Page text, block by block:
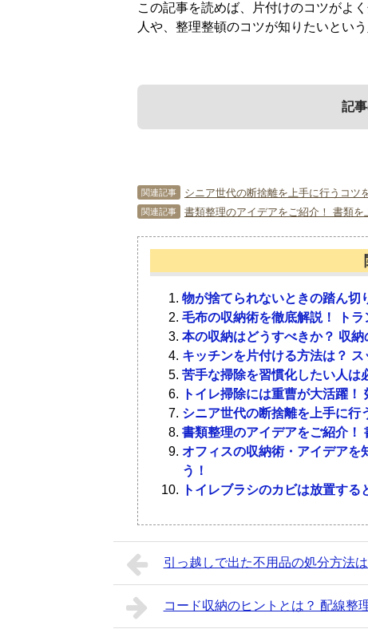
この記事を読めば、片付けのコツがよ
人や、整理整頓のコツが知りたいとい
記
1．部屋がごちゃごち
部屋がごちゃごちゃして見える・片付
があります。
収納スペースに対してものが多す
収納の仕方が、ライフスタイルに
家具や収納物の色が統一されてい
特に、部屋にいろいろな色があふれて
えるでしょう。また、収納スペースに
散らかってしまいます。
物が捨てられないときの踏ん切りのつ
毛布の収納術を徹底解説！ トランクル
2．部屋をすっきりと
この項では、ごちゃごちゃしがちな部
3．ものを捨てるコツ
この項では、不要なものを捨てるコツ
3-1． 不要なものを選別する
服や文具・本など、気がつくと増えて
ルールを決めましょう。そうすれば、
書籍化すれば場所を取りません。アル
考えましょう。
3-2．年に1度は持ちものの
年に1度は持ちものの見直しをすると、
整理することで、死蔵品ができることも
3-3．不用品はすぐに売却す
製造後5年以内の家電・流行中の服・ゲ
す。インターネットオークションやフ
関連記事 シニア世代の断捨離を上手に行うコツ
関連記事 書類整理のアイデアをご紹介！ 書類を
物が捨てられないときの踏ん切
毛布の収納術を徹底解説！ ト
本の収納はどうすべきか？ 収
キッチンを片付ける方法は？
苦手な掃除を習慣化したい人は
トイレ掃除には重曹が大活躍！
シニア世代の断捨離を上手に行
書類整理のアイデアをご紹介！
オフィスの収納術・アイデアを
う！
トイレブラシのカビは放置す
引っ越しで出た不用品の処分方法
コード収納のヒントとは？ 配線整